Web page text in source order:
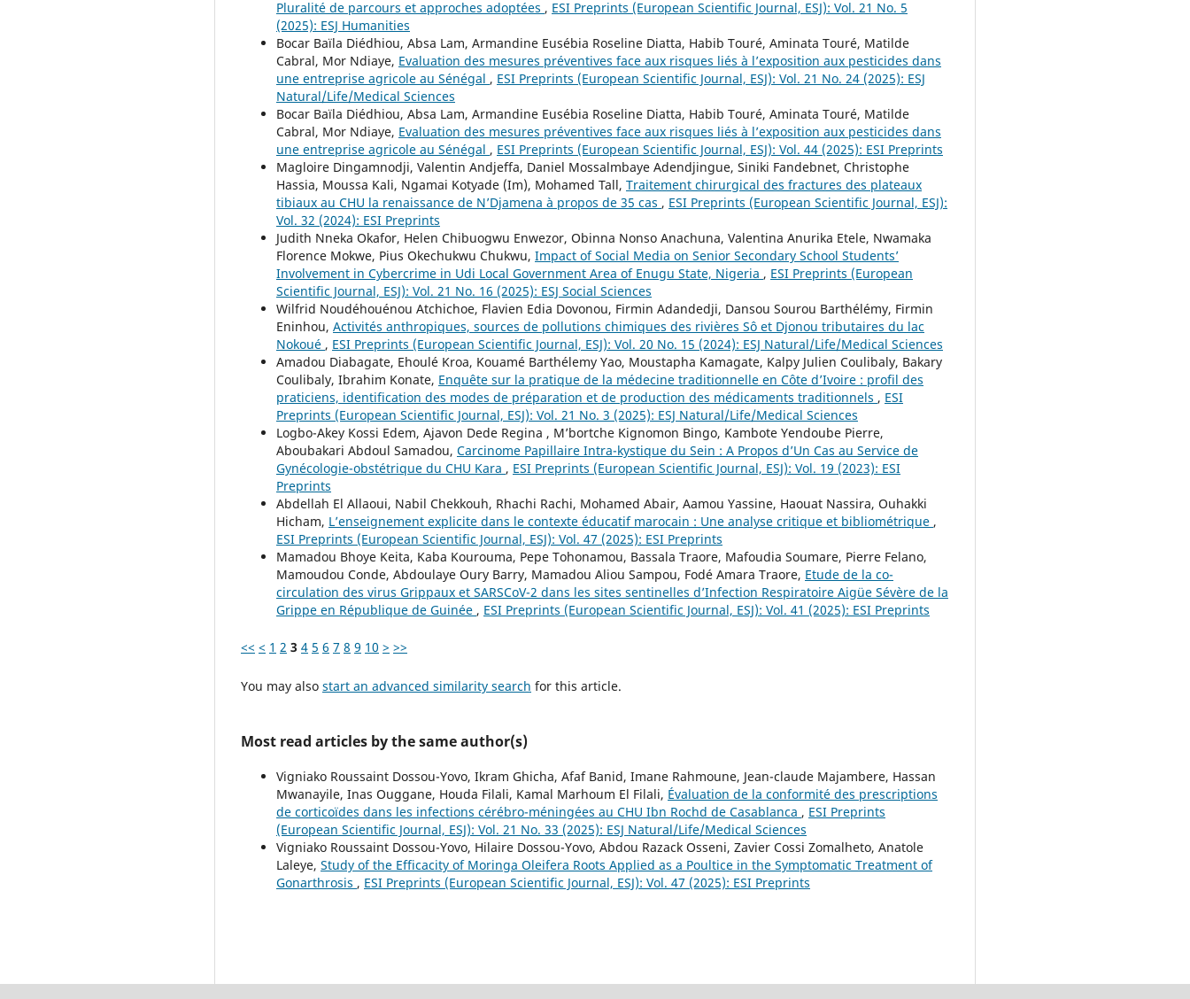
Pluralité de parcours et approches adoptées , ESI Preprints (European Scientific Journal, ESJ): Vol. 21 No. 5
(2025): ESJ Humanities
Bocar Baïla Diédhiou, Absa Lam, Armandine Eusébia Roseline Diatta, Habib Touré, Aminata Touré, Matilde
Cabral, Mor Ndiaye, Evaluation des mesures préventives face aux risques liés à l’exposition aux pesticides dans
une entreprise agricole au Sénégal , ESI Preprints (European Scientific Journal, ESJ): Vol. 21 No. 24 (2025): ESJ
Natural/Life/Medical Sciences
Bocar Baïla Diédhiou, Absa Lam, Armandine Eusébia Roseline Diatta, Habib Touré, Aminata Touré, Matilde
Cabral, Mor Ndiaye, Evaluation des mesures préventives face aux risques liés à l’exposition aux pesticides dans
une entreprise agricole au Sénégal , ESI Preprints (European Scientific Journal, ESJ): Vol. 44 (2025): ESI Preprints
Magloire Dingamnodji, Valentin Andjeffa, Daniel Mossalmbaye Adendjingue, Siniki Fandebnet, Christophe
Hassia, Moussa Kali, Ngamai Kotyade (Im), Mohamed Tall, Traitement chirurgical des fractures des plateaux
tibiaux au CHU la renaissance de N’Djamena à propos de 35 cas , ESI Preprints (European Scientific Journal, ESJ):
Vol. 32 (2024): ESI Preprints
Judith Nneka Okafor, Helen Chibuogwu Enwezor, Obinna Nonso Anachuna, Valentina Anurika Etele, Nwamaka
Florence Mokwe, Pius Okechukwu Chukwu, Impact of Social Media on Senior Secondary School Students’
Involvement in Cybercrime in Udi Local Government Area of Enugu State, Nigeria , ESI Preprints (European
Scientific Journal, ESJ): Vol. 21 No. 16 (2025): ESJ Social Sciences
Wilfrid Noudéhouénou Atchichoe, Flavien Edia Dovonou, Firmin Adandedji, Dansou Sourou Barthélémy, Firmin
Eninhou, Activités anthropiques, sources de pollutions chimiques des rivières Sô et Djonou tributaires du lac
Nokoué , ESI Preprints (European Scientific Journal, ESJ): Vol. 20 No. 15 (2024): ESJ Natural/Life/Medical Sciences
Amadou Diabagate, Ehoulé Kroa, Kouamé Barthélemy Yao, Moustapha Kamagate, Kalpy Julien Coulibaly, Bakary
Coulibaly, Ibrahim Konate, Enquête sur la pratique de la médecine traditionnelle en Côte d’Ivoire : profil des
praticiens, identification des modes de préparation et de production des médicaments traditionnels , ESI
Preprints (European Scientific Journal, ESJ): Vol. 21 No. 3 (2025): ESJ Natural/Life/Medical Sciences
Logbo-Akey Kossi Edem, Ajavon Dede Regina , M’bortche Kignomon Bingo, Kambote Yendoube Pierre,
Aboubakari Abdoul Samadou, Carcinome Papillaire Intra-kystique du Sein : A Propos d’Un Cas au Service de
Gynécologie-obstétrique du CHU Kara , ESI Preprints (European Scientific Journal, ESJ): Vol. 19 (2023): ESI
Preprints
Abdellah El Allaoui, Nabil Chekkouh, Rhachi Rachi, Mohamed Abair, Aamou Yassine, Haouat Nassira, Ouhakki
Hicham, L’enseignement explicite dans le contexte éducatif marocain : Une analyse critique et bibliométrique ,
ESI Preprints (European Scientific Journal, ESJ): Vol. 47 (2025): ESI Preprints
Mamadou Bhoye Keita, Kaba Kourouma, Pepe Tohonamou, Bassala Traore, Mafoudia Soumare, Pierre Felano,
Mamoudou Conde, Abdoulaye Oury Barry, Mamadou Aliou Sampou, Fodé Amara Traore, Etude de la co-
circulation des virus Grippaux et SARSCoV-2 dans les sites sentinelles d’Infection Respiratoire Aigüe Sévère de la
Grippe en République de Guinée , ESI Preprints (European Scientific Journal, ESJ): Vol. 41 (2025): ESI Preprints
<< < 1 2 3 4 5 6 7 8 9 10 > >>
You may also start an advanced similarity search for this article.
Most read articles by the same author(s)
Vigniako Roussaint Dossou-Yovo, Ikram Ghicha, Afaf Banid, Imane Rahmoune, Jean-claude Majambere, Hassan
Mwanayile, Inas Ouggane, Houda Filali, Kamal Marhoum El Filali, Évaluation de la conformité des prescriptions
de corticoïdes dans les infections cérébro-méningées au CHU Ibn Rochd de Casablanca , ESI Preprints
(European Scientific Journal, ESJ): Vol. 21 No. 33 (2025): ESJ Natural/Life/Medical Sciences
Vigniako Roussaint Dossou-Yovo, Hilaire Dossou-Yovo, Abdou Razack Osseni, Zavier Cossi Zomalheto, Anatole
Laleye, Study of the Efficacity of Moringa Oleifera Roots Applied as a Poultice in the Symptomatic Treatment of
Gonarthrosis , ESI Preprints (European Scientific Journal, ESJ): Vol. 47 (2025): ESI Preprints